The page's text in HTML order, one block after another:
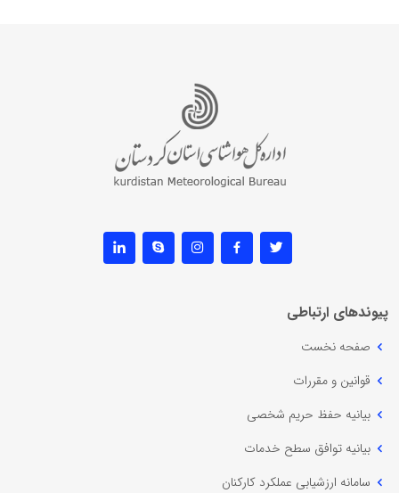
پیوندهای ارتباطی
صفحه نخست
قوانین و مقررات
بیانیه حفظ حریم شخصی
بیانیه توافق سطح خدمات
سامانه ارزشیابی عملکرد کارکنان